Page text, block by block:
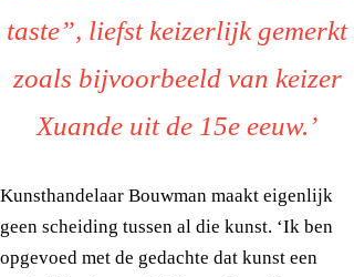
taste”, liefst keizerlijk gemerkt
zoals bijvoorbeeld van keizer
Xuande uit de 15e eeuw.’
Kunsthandelaar Bouwman maakt eigenlijk
geen scheiding tussen al die kunst. ‘Ik ben
opgevoed met de gedachte dat kunst een